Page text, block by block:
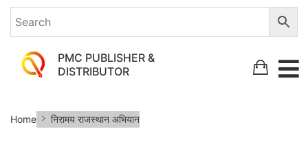
PMC PUBLISHER &
DISTRIBUTOR
निरामय
राजस्थान
Home निरामय राजस्थान अभियान